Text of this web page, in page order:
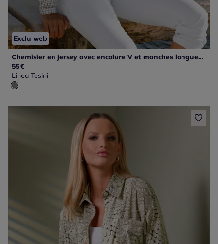
Exclu web
Chemisier en jersey avec encolure V et manches longues à motif géométrique
55€
Linea Tesini